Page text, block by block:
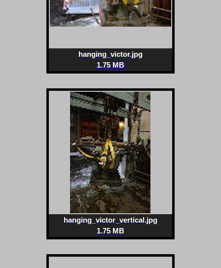
hanging_victor.jpg
1.75 MB
hanging_victor_vertical.jpg
1.75 MB